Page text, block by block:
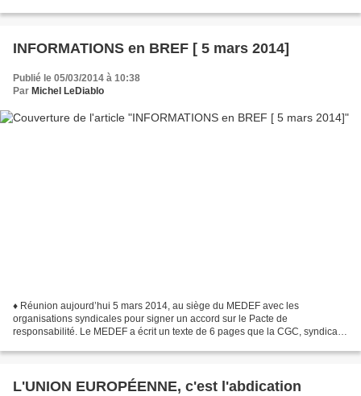
INFORMATIONS en BREF [ 5 mars 2014]
Publié le 05/03/2014 à 10:38
Par Michel LeDiablo
♦ Réunion aujourd’hui 5 mars 2014, au siège du MEDEF avec les
organisations syndicales pour signer un accord sur le Pacte de
responsabilité. Le MEDEF a écrit un texte de 6 pages que la CGC, syndicat
L'UNION EUROPÉENNE, c'est l'abdication